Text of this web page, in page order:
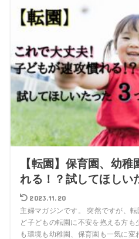
【転園】保育園、幼
れる！？試してほしい
2023.11.20
主婦マガジンです。 突然ですが、
ど子どもの転園に不安を抱える方
も環境も幼稚園、保育園も一気に